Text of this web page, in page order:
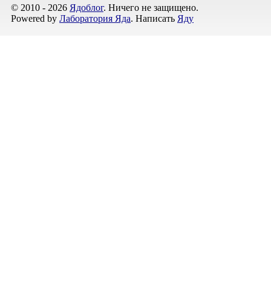
© 2010 - 2026 Ядоблог. Ничего не защищено.
Powered by Лаборатория Яда. Написать Яду